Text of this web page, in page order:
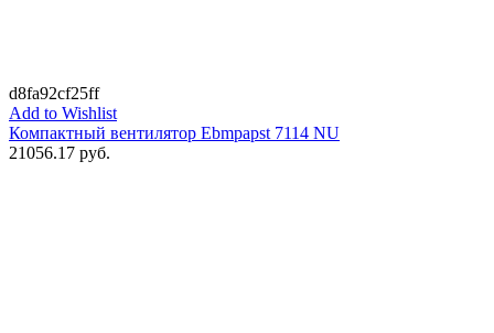
d8fa92cf25ff
Add to Wishlist
Компактный вентилятор Ebmpapst 7114 NU
21056.17 руб.